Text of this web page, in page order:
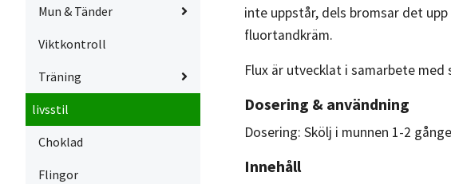
Mun & Tänder
Viktkontroll
Träning
livsstil
Choklad
Flingor
inte uppstår, dels bromsar det
fluortandkräm.
Flux är utvecklat i samarbete med
Dosering & användning
Dosering: Skölj i munnen 1-2
Innehåll